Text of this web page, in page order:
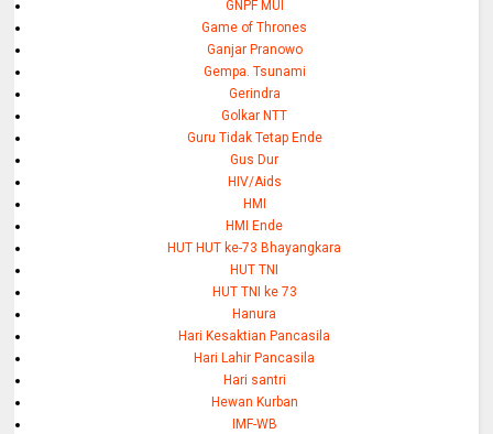
GNPF MUI
Game of Thrones
Ganjar Pranowo
Gempa. Tsunami
Gerindra
Golkar NTT
Guru Tidak Tetap Ende
Gus Dur
HIV/Aids
HMI
HMI Ende
HUT HUT ke-73 Bhayangkara
HUT TNI
HUT TNI ke 73
Hanura
Hari Kesaktian Pancasila
Hari Lahir Pancasila
Hari santri
Hewan Kurban
IMF-WB